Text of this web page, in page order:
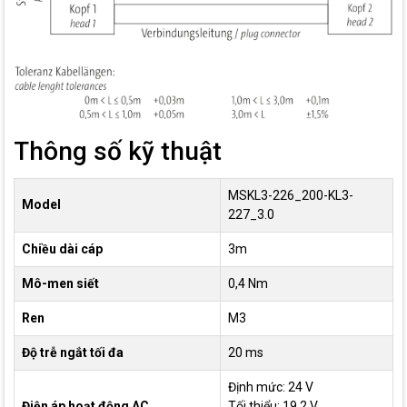
Thông số kỹ thuật
Model
MSKL3-226_200-KL3-
227_3.0
Chiều dài cáp 3m
Mô-men siết 0,4 Nm
Ren M3
Độ trễ ngắt tối đa 20 ms
Định mức: 24 V